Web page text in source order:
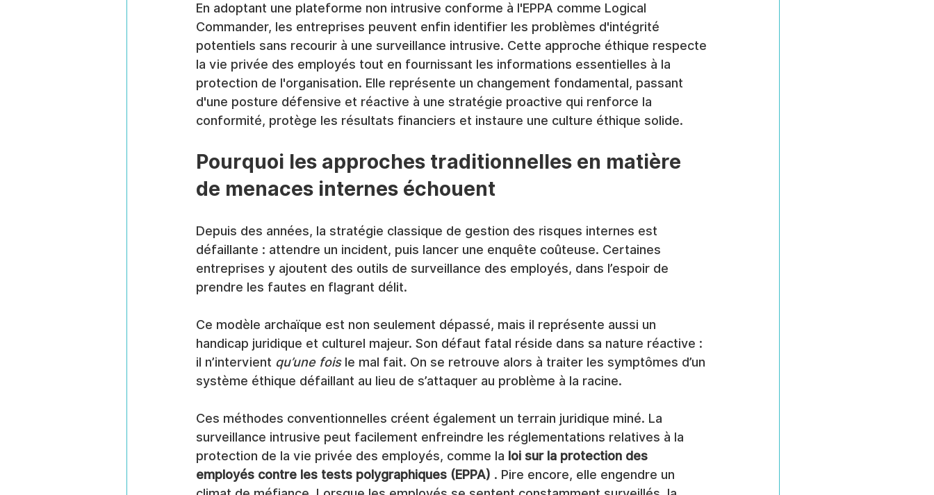
En adoptant une plateforme non intrusive conforme à l'EPPA comme Logical
Commander, les entreprises peuvent enfin identifier les problèmes d'intégrité
potentiels sans recourir à une surveillance intrusive. Cette approche éthique respecte
la vie privée des employés tout en fournissant les informations essentielles à la
protection de l'organisation. Elle représente un changement fondamental, passant
d'une posture défensive et réactive à une stratégie proactive qui renforce la
conformité, protège les résultats financiers et instaure une culture éthique solide.
Pourquoi les approches traditionnelles en matière
de menaces internes échouent
Depuis des années, la stratégie classique de gestion des risques internes est
défaillante : attendre un incident, puis lancer une enquête coûteuse. Certaines
entreprises y ajoutent des outils de surveillance des employés, dans l’espoir de
prendre les fautes en flagrant délit.
Ce modèle archaïque est non seulement dépassé, mais il représente aussi un
handicap juridique et culturel majeur. Son défaut fatal réside dans sa nature réactive :
il n’intervient qu’une fois le mal fait. On se retrouve alors à traiter les symptômes d’un
système éthique défaillant au lieu de s’attaquer au problème à la racine.
Ces méthodes conventionnelles créent également un terrain juridique miné. La
surveillance intrusive peut facilement enfreindre les réglementations relatives à la
protection de la vie privée des employés, comme la loi sur la protection des
employés contre les tests polygraphiques (EPPA) . Pire encore, elle engendre un